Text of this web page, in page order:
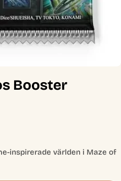
Booster
inspirerade världen i Maze of